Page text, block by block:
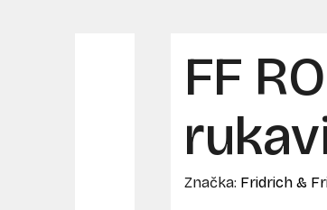
FF
Značka: Fridrich &